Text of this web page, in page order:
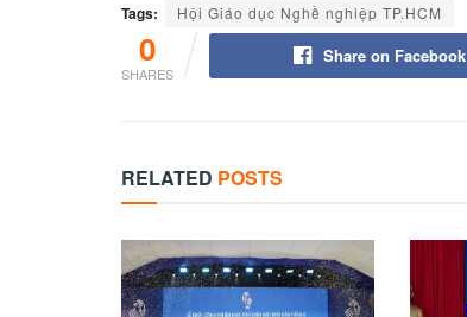
Tags: Hội Giáo dục Nghề nghiệp TP.HCM
0
SHARES
Share on Facebook
RELATED POSTS